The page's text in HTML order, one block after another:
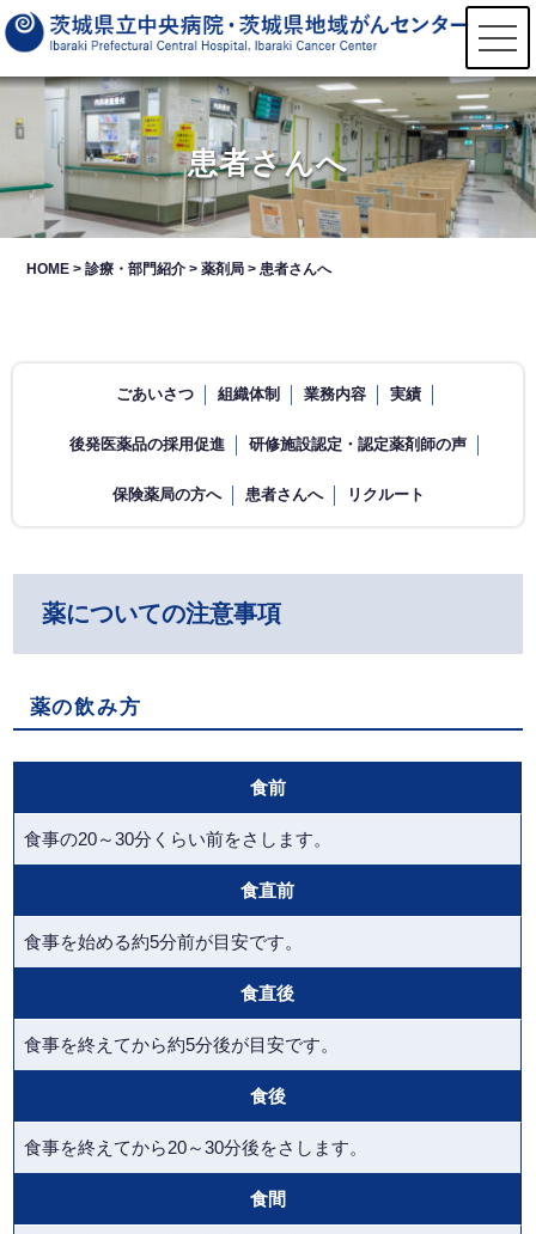
t
o
g
g
l
e
n
a
v
a
患者さんへ
HOME >診療・部門紹介 >薬剤局 >患者さんへ
ごあいさつ 組織体制 業務内容 実績
後発医薬品の採用促進 研修施設認定・認定薬剤師の声
保険薬局の方へ 患者さんへ リクルート
薬についての注意事項
薬の飲み方
食前
食事の20～30分くらい前をさします。
食直前
食事を始める約5分前が目安です。
食直後
食事を終えてから約5分後が目安です。
食後
食事を終えてから20～30分後をさします。
食間